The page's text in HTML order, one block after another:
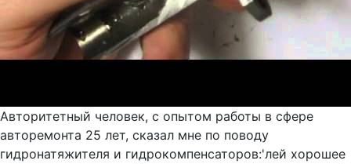
Авторитетный человек, с опытом работы в сфере
авторемонта 25 лет, сказал мне по поводу
гидронатяжителя и гидрокомпенсаторов:'лей хорошее